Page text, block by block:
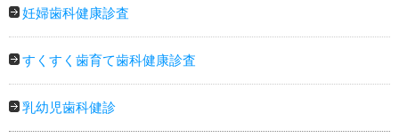
妊婦歯科健康診査
すくすく歯育て歯科健康診査
乳幼児歯科健診